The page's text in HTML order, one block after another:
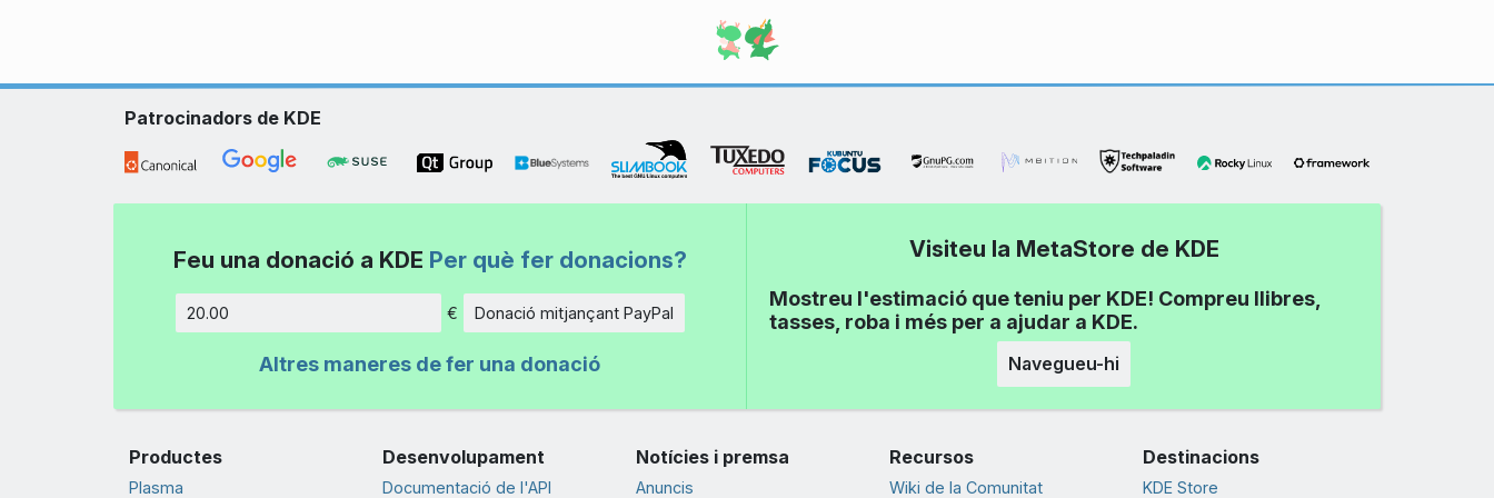
Patrocinadors de KDE
Feu una donació a KDE Per què fer donacions?
Import
€ Donació mitjançant PayPal
Altres maneres de fer una donació
Visiteu la MetaStore de KDE
Mostreu l'estimació que teniu per KDE! Compreu llibres,
tasses, roba i més per a ajudar a KDE.
Navegueu-hi
Productes
Plasma
Desenvolupament
Documentació de l'API
Notícies i premsa
Anuncis
Recursos
Wiki de la Comunitat
Destinacions
KDE Store